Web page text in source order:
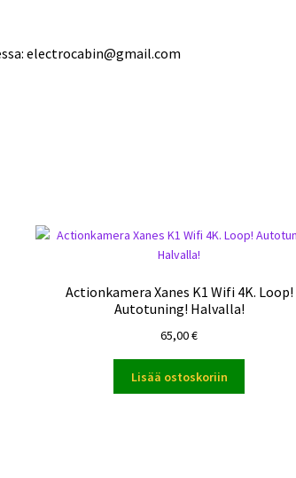
electrocabin@gmail.com
Actionkamera Xanes K1 Wifi 4K. Loop!
Autotuning! Halvalla!
65,00€
Lisää ostoskoriin